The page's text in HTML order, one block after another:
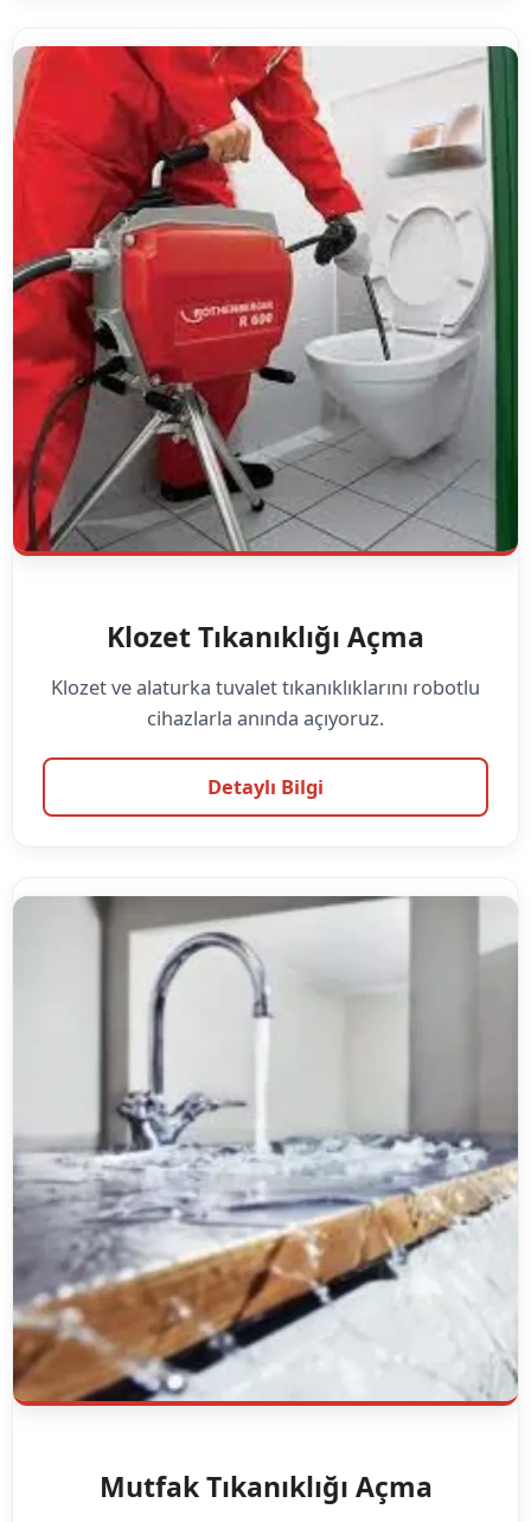
Klozet Tıkanıklığı Açma
Klozet ve alaturka tuvalet tıkanıklıklarını robotlu
cihazlarla anında açıyoruz.
Detaylı Bilgi
Mutfak Tıkanıklığı Açma